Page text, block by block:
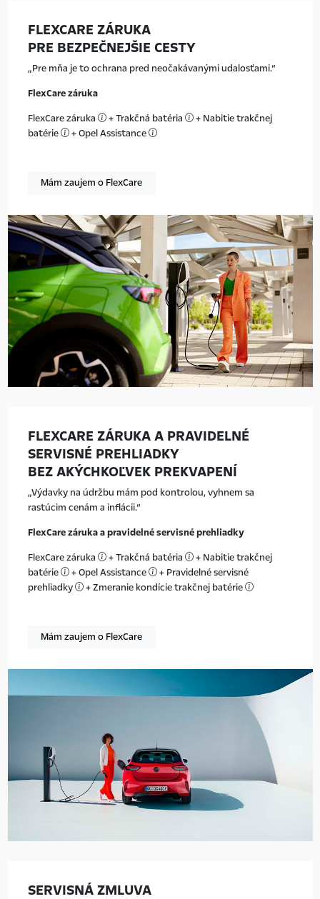
FLEXCARE ZÁRUKA
PRE BEZPEČNEJŠIE CESTY
Pre mňa je to ochrana pred neočakávanými udalosťami.
FlexCare záruka
FlexCare záruka
+ Trakčná batéria
+ Nabitie trakčnej
batérie
+ Opel Assistance
Mám zaujem o FlexCare
FLEXCARE ZÁRUKA A PRAVIDELNÉ
SERVISNÉ PREHLIADKY
BEZ AKÝCHKOĽVEK PREKVAPENÍ
Výdavky na údržbu mám pod kontrolou, vyhnem sa
rastúcim cenám a inflácii.
FlexCare záruka a pravidelné servisné prehliadky
FlexCare záruka
+ Trakčná batéria
+ Nabitie trakčnej
batérie
+ Opel Assistance
+ Pravidelné servisné
prehliadky
+ Zmeranie kondície trakčnej batérie
Mám zaujem o FlexCare
SERVISNÁ ZMLUVA